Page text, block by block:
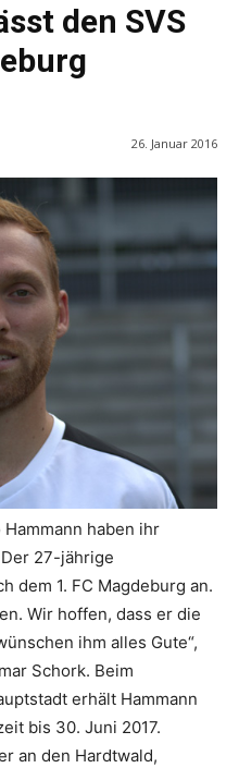
den SVS
26. Januar 2016
haben ihr
27-jährige
dem 1. FC Magdeburg an.
Wir hoffen, dass er die
ihm alles Gute“,
Schork. Beim
erhält Hammann
bis 30. Juni 2017.
an den Hardtwald,